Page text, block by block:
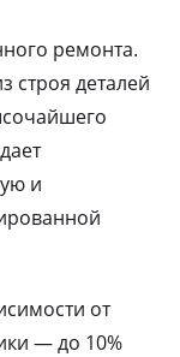
ремонта.
строя деталей
и
от
— до 10%